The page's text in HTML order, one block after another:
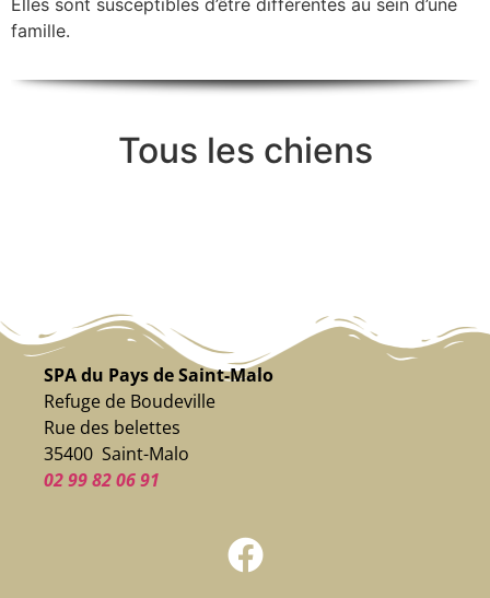
famille.
Tous les chiens
SPA du Pays de Saint-Malo
Refuge de Boudeville
Rue des belettes
35400 Saint-Malo
02 99 82 06 91